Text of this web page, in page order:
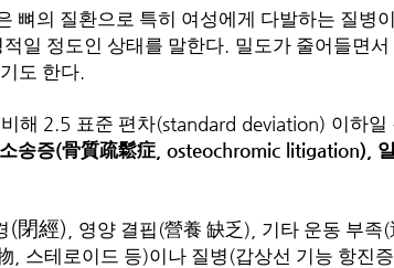
뼈의 질환으로 특히 여성에게 다발하는 질병
일 정도인 상태를 말한다. 밀도가 줄어들면
도 한다.
해 2.5 표준 편차(standard deviation) 이하일
송증(骨質疏鬆症 , osteochromic litigation),
(閉經) 영양 결핍 (營養 缺乏 ), 기타 운동 부족(
스테로이드 등)이나 질병 (갑상선 기능 항진증